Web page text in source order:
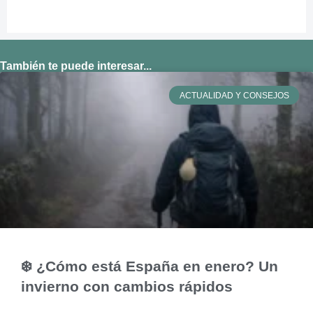
También te puede interesar...
ACTUALIDAD Y CONSEJOS
❄️ ¿Cómo está España en enero? Un
invierno con cambios rápidos